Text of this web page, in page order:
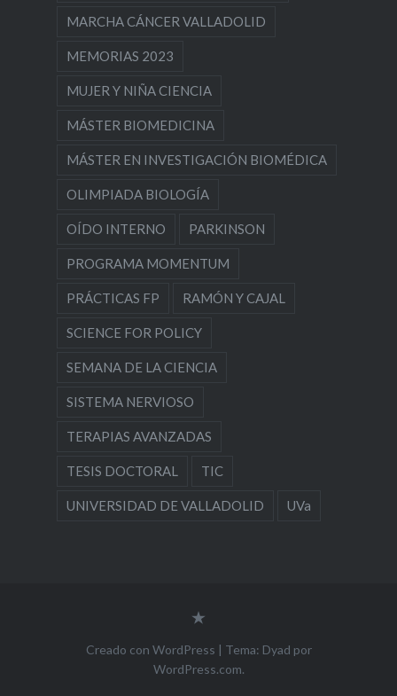
MARCHA CÁNCER VALLADOLID
MEMORIAS 2023
MUJER Y NIÑA CIENCIA
MÁSTER BIOMEDICINA
MÁSTER EN INVESTIGACIÓN BIOMÉDICA
OLIMPIADA BIOLOGÍA
OÍDO INTERNO PARKINSON
PROGRAMA MOMENTUM
PRÁCTICAS FP RAMÓN Y CAJAL
SCIENCE FOR POLICY
SEMANA DE LA CIENCIA
SISTEMA NERVIOSO
TERAPIAS AVANZADAS
TESIS DOCTORAL TIC
UNIVERSIDAD DE VALLADOLID UVa
información
Creado con WordPress | Tema: Dyad por
WordPress.com.